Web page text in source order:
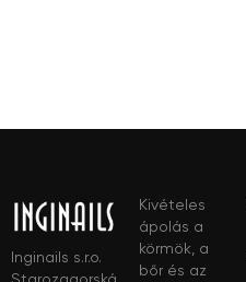
Inginails s.r.o.
Kivételes
ápolás a
körmök, a
bőr és az